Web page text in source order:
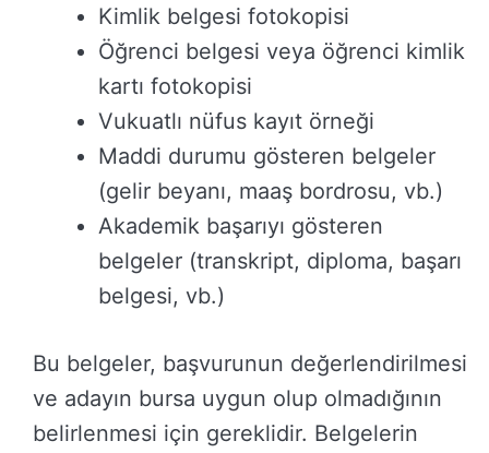
Kimlik belgesi fotokopisi
Öğrenci belgesi veya öğrenci kimlik
kartı fotokopisi
Vukuatlı nüfus kayıt örneği
Maddi durumu gösteren belgeler
(gelir beyanı, maaş bordrosu, vb.)
Akademik başarıyı gösteren
belgeler (transkript, diploma, başarı
belgesi, vb.)
Bu belgeler, başvurunun değerlendirilmesi
ve adayın bursa uygun olup olmadığının
belirlenmesi için gereklidir. Belgelerin